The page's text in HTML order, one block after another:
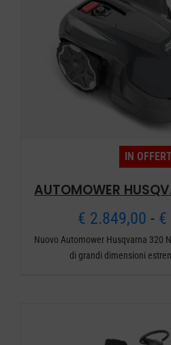
IN
AUTOMOWER
€ 2.849,00 - €
Nuovo Automower Husqvarna 320
di grandi dimensioni